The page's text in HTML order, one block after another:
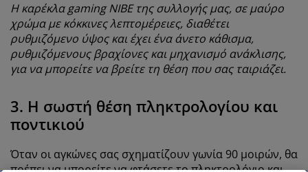
Η καρέκλα gaming NIBE της συλλογής μας, σε μαύρο
χρώμα με κόκκινες λεπτομέρειες, διαθέτει
ρυθμιζόμενο ύψος και έχει ένα άνετο κάθισμα,
ρυθμιζόμενους βραχίονες και μηχανισμό ανάκλισης,
για να μπορείτε να βρείτε τη θέση που σας ταιριάζει.
3. Η σωστή θέση πληκτρολογίου και
ποντικιού
Όταν οι αγκώνες σας σχηματίζουν γωνία 90 μοιρών, θα